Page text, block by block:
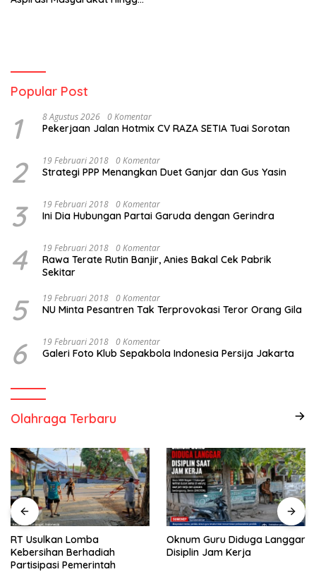
Popular Post
1 8 Agustus 2026 0 Komentar
Pekerjaan Jalan Hotmix CV RAZA SETIA Tuai Sorotan
2 19 Februari 2018 0 Komentar
Strategi PPP Menangkan Duet Ganjar dan Gus Yasin
3 19 Februari 2018 0 Komentar
Ini Dia Hubungan Partai Garuda dengan Gerindra
4 19 Februari 2018 0 Komentar
Rawa Terate Rutin Banjir, Anies Bakal Cek Pabrik
Sekitar
5 19 Februari 2018 0 Komentar
NU Minta Pesantren Tak Terprovokasi Teror Orang Gila
6 19 Februari 2018 0 Komentar
Galeri Foto Klub Sepakbola Indonesia Persija Jakarta
Olahraga Terbaru
RT Usulkan Lomba
Kebersihan Berhadiah
Partisipasi Pemerintah
Oknum Guru Diduga Langgar
Disiplin Jam Kerja